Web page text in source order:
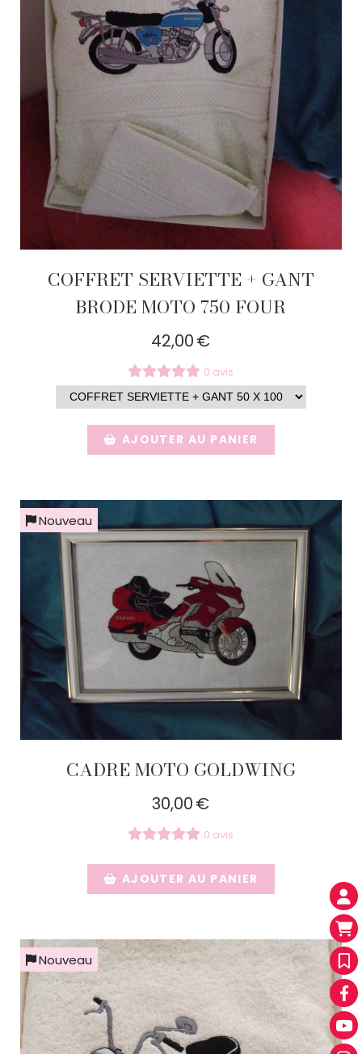
COFFRET SERVIETTE + GANT
BRODE MOTO 750 FOUR
42,00€
0 avis
AJOUTER AU PANIER
Nouveau
CADRE MOTO GOLDWING
30,00€
0 avis
AJOUTER AU PANIER
Nouveau